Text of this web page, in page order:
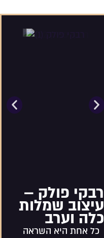
רבקי פולק –
עיצוב שמלות
כלה וערב
כל אחת היא השראה